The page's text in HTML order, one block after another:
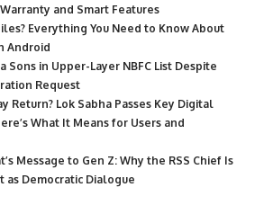
and Smart Features
Everything You Need to Know About
Android
Sons in Upper-Layer NBFC List Despite
Request
Return? Lok Sabha Passes Key Digital
What It Means for Users and
Message to Gen Z: Why the RSS Chief Is
as Democratic Dialogue